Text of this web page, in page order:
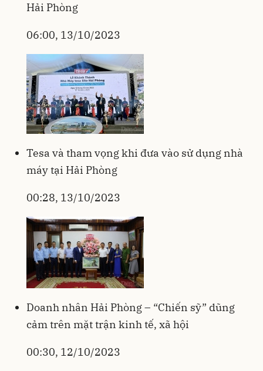
Hải Phòng
06:00, 13/10/2023
Tesa và tham vọng khi đưa vào sử dụng nhà
máy tại Hải Phòng
00:28, 13/10/2023
Doanh nhân Hải Phòng – “Chiến sỹ” dũng
cảm trên mặt trận kinh tế, xã hội
00:30, 12/10/2023